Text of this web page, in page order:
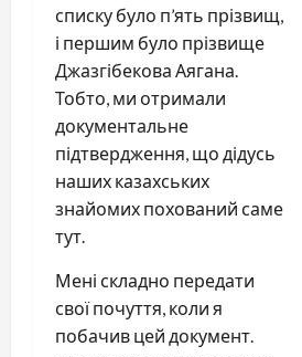
списку було п’ять прізвищ,
і першим було прізвище
Джазгібекова Аягана.
Тобто, ми отримали
документальне
підтвердження, що дідусь
наших казахських
знайомих похований саме
тут.
Мені складно передати
свої почуття, коли я
побачив цей документ.